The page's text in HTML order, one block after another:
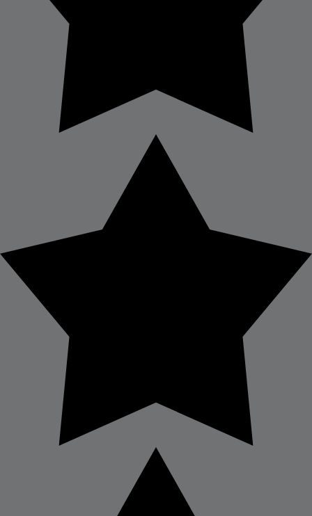
mai vizibil organ al corpului
uman. Totodată, pielea este și
cel mai ușor de vindecat și
protejat, deoarece poate fi
tratată și local. Acesta este
motivul pentru care deciziile tale
de îngrijire a pielii sunt și mai
menopauză
Data publicării: